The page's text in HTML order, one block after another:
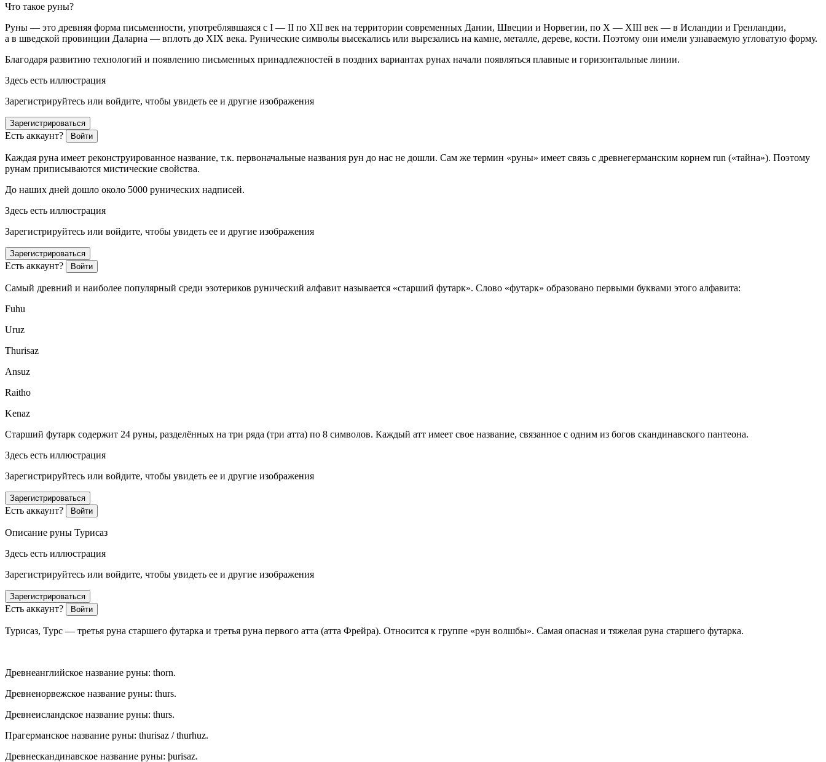
Что такое руны?
Руны — это древняя форма письменности, употреблявшаяся с I — II по XII век на территории современных Дании, Швеции и Норвегии, по X — XIII век — в Исландии и Гренландии,
а в шведской провинции Даларна — вплоть до XIX века. Рунические символы высекались или вырезались на камне, металле, дереве, кости. Поэтому они имели узнаваемую угловатую форму.
Благодаря развитию технологий и появлению письменных принадлежностей в поздних вариантах рунах начали появляться плавные и горизонтальные линии.
Здесь есть иллюстрация
Зарегистрируйтесь или войдите, чтобы увидеть ее и другие изображения
Зарегистрироваться
Есть аккаунт? Войти
Каждая руна имеет реконструированное название, т.к. первоначальные названия рун до нас не дошли. Сам же термин «руны» имеет связь с древнегерманским корнем run («тайна»). Поэтому
рунам приписываются мистические свойства.
До наших дней дошло около 5000 рунических надписей.
Здесь есть иллюстрация
Зарегистрируйтесь или войдите, чтобы увидеть ее и другие изображения
Зарегистрироваться
Есть аккаунт? Войти
Самый древний и наиболее популярный среди эзотериков рунический алфавит называется «старший футарк». Слово «футарк» образовано первыми буквами этого алфавита:
Fuhu
Uruz
Thurisaz
Ansuz
Raitho
Kenaz
Старший футарк содержит 24 руны, разделённых на три ряда (три атта) по 8 символов. Каждый атт имеет свое название, связанное с одним из богов скандинавского пантеона.
Здесь есть иллюстрация
Зарегистрируйтесь или войдите, чтобы увидеть ее и другие изображения
Зарегистрироваться
Есть аккаунт? Войти
Описание руны Турисаз
Здесь есть иллюстрация
Зарегистрируйтесь или войдите, чтобы увидеть ее и другие изображения
Зарегистрироваться
Есть аккаунт? Войти
Турисаз, Турс — третья руна старшего футарка и третья руна первого атта (атта Фрейра). Относится к группе «рун волшбы». Самая опасная и тяжелая руна старшего футарка.
Древнеанглийское название руны: thorn.
Древненорвежское название руны: thurs.
Древнеисландское название руны: thurs.
Прагерманское название руны: thurisaz / thurhuz.
Древнескандинавское название руны: þurisaz.